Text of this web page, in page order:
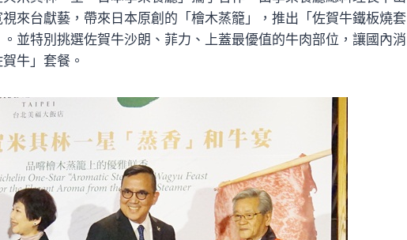
來台獻藝，帶來日本原創的「檜木蒸籠」，推出「佐賀牛鐵板燒套
並特別挑選佐賀牛沙朗、菲力、上蓋最優值的牛肉部位，讓國內消
牛」套餐。